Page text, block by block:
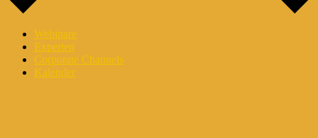
Webinare
Experten
Corporate Channels
Kalender